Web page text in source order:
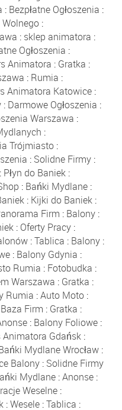
: Bezpłatne Ogłoszenia :
:
: sklep animatora :
Ogłoszenia :
Animatora : Gratka :
: Rumia :
Animatora Katowice :
: Darmowe Ogłoszenia :
Warszawa :
:
Trójmiasto :
: Solidne Firmy :
: Płyn do Baniek:
: Bańki Mydlane :
: Kijki do Baniek :
Firm : Balony :
: Oferty Pracy:
:Tablica : Balony:
: Balony Gdynia :
Rumia : Fotobudka :
Warszawa : Gratka :
Rumia :Auto Moto :
Baza Firm : Gratka :
: Balony Foliowe :
Animatora Gdańsk :
Mydlane Wrocław:
Balony: Solidne Firmy
Mydlane:Anonse:
Weselne :
:Wesele:Tablica :